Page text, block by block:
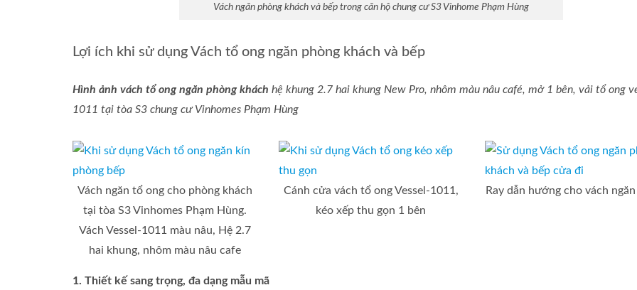
Vách ngăn phòng khách và bếp trong căn hộ chung cư S3 Vinhome Phạm Hùng
Lợi ích khi sử dụng Vách tổ ong ngăn phòng khách và bếp
Hình ảnh vách tổ ong ngăn phòng khách hệ khung 2.7 hai khung New Pro, nhôm màu nâu café, mở 1 bên, vải tổ ong
1011 tại tòa S3 chung cư Vinhomes Phạm Hùng
Vách ngăn tổ ong cho phòng khách
tại tòa S3 Vinhomes Phạm Hùng.
Vách Vessel-1011 màu nâu, Hệ 2.7
hai khung, nhôm màu nâu cafe
Cánh cửa vách tổ ong Vessel-1011,
kéo xếp thu gọn 1 bên
Ray dẫn hướng cho vách
1. Thiết kế sang trọng, đa dạng mẫu mã